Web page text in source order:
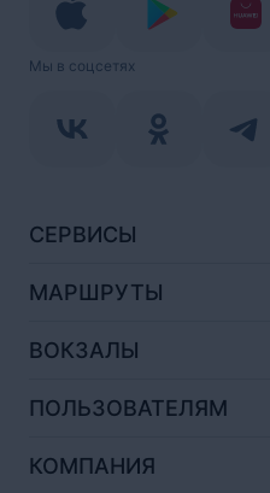
Мы в соцсетях
СЕРВИСЫ
МАРШРУТЫ
ВОКЗАЛЫ
ПОЛЬЗОВАТЕЛЯМ
КОМПАНИЯ